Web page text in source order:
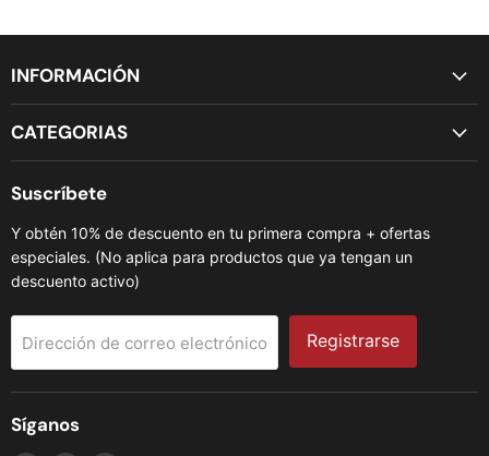
INFORMACIÓN
CATEGORIAS
Suscríbete
Y obtén 10% de descuento en tu primera compra + ofertas
especiales. (No aplica para productos que ya tengan un
descuento activo)
Dirección de correo electrónico Registrarse
Síganos